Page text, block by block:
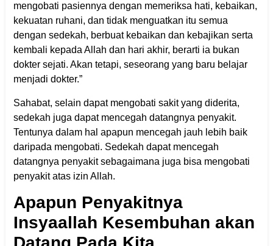
mengobati pasiennya dengan memeriksa hati, kebaikan,
kekuatan ruhani, dan tidak menguatkan itu semua
dengan sedekah, berbuat kebaikan dan kebajikan serta
kembali kepada Allah dan hari akhir, berarti ia bukan
dokter sejati. Akan tetapi, seseorang yang baru belajar
menjadi dokter.”
Sahabat, selain dapat mengobati sakit yang diderita,
sedekah juga dapat mencegah datangnya penyakit.
Tentunya dalam hal apapun mencegah jauh lebih baik
daripada mengobati. Sedekah dapat mencegah
datangnya penyakit sebagaimana juga bisa mengobati
penyakit atas izin Allah.
Apapun Penyakitnya
Insyaallah Kesembuhan akan